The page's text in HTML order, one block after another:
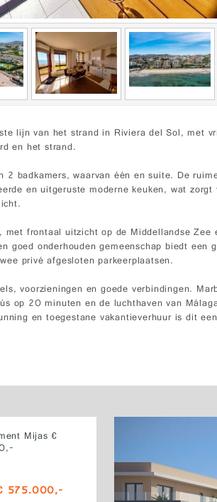
lijn van het strand in Riviera del Sol, met
en het strand.
2 badkamers, waarvan één en suite. De
en uitgeruste moderne keuken, wat
frontaal uitzicht op de Middellandse Zee
goed onderhouden gemeenschap biedt een
privé afgesloten parkeerplaatsen.
voorzieningen en goede verbindingen.
op 20 minuten en de luchthaven van
en toegestane vakantieverhuur is dit
Mijas €
575.000,-